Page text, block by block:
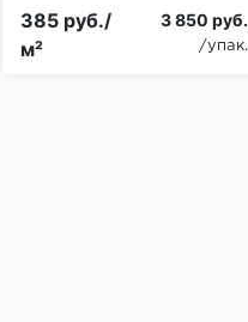
385 руб./
м²
3 850 руб.
/упак.